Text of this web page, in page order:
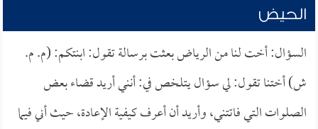
الحيض
السؤال: أخت لنا من الرياض بعثت برسالة تقول: ابنتكم: (م. م.
ش) أختنا تقول: لي سؤال يتلخص في: أنني أريد قضاء بعض
الصلوات التي فاتتني، وأريد أن أعرف كيفية الإعادة، حيث أني فيما